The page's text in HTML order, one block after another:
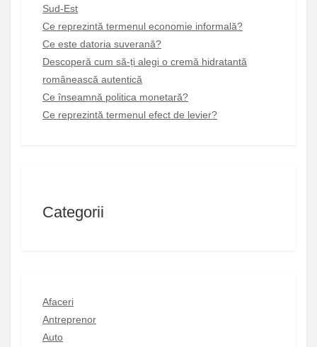
Sud-Est
Ce reprezintă termenul economie informală?
Ce este datoria suverană?
Descoperă cum să-ți alegi o cremă hidratantă
românească autentică
Ce înseamnă politica monetară?
Ce reprezintă termenul efect de levier?
Categorii
Afaceri
Antreprenor
Auto